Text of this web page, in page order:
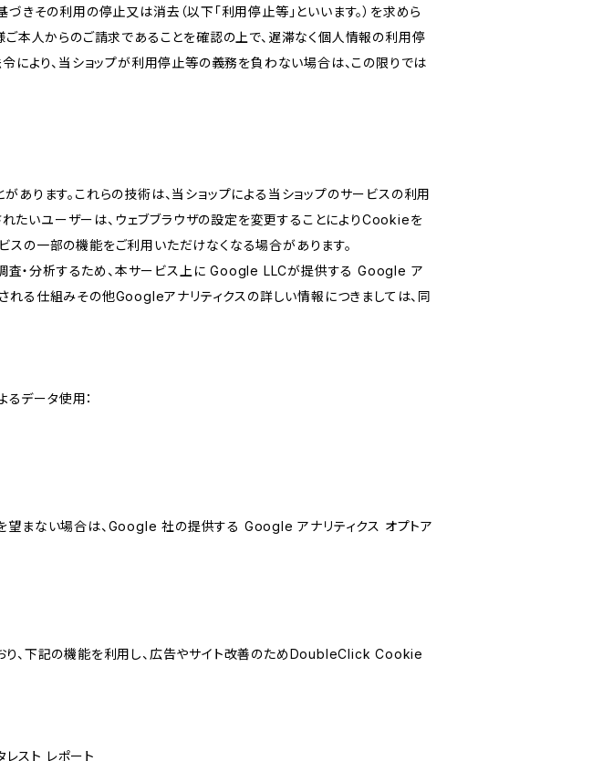
その利用の停止又は消去（以下「利用停止等」といいます。）を求めら
本人からのご請求であることを確認の上で、遅滞なく個人情報の利用停
により、当ショップが利用停止等の義務を負わない場合は、この限りでは
あります。これらの技術は、当ショップによる当ショップのサービスの利用
たいユーザーは、ウェブブラウザの設定を変更することによりCookieを
スの一部の機能をご利用いただけなくなる場合があります。
調査・分析するため、本サービス上に Google LLCが提供する Google ア
れる仕組みその他Googleアナリティクスの詳しい情報につきましては、同
データ使用：
望まない場合は、Google 社の提供する Google アナリティクス オプトア
り、下記の機能を利用し、広告やサイト改善のためDoubleClick Cookie
スト レポート